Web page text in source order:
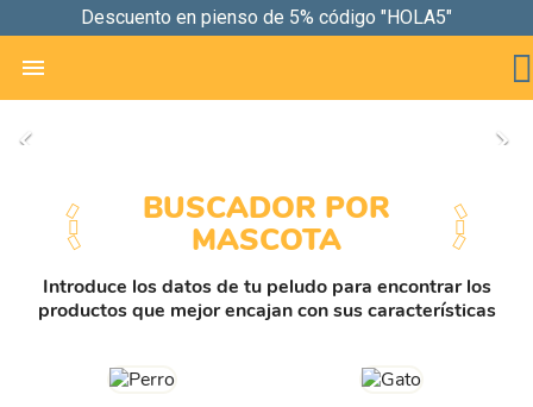
Descuento en pienso de 5% código "HOLA5"

 
BUSCADOR POR
MASCOTA
Introduce los datos de tu peludo para encontrar los
productos que mejor encajan con sus características